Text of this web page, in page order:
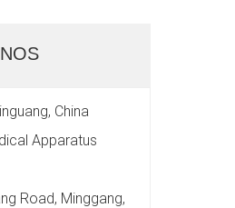
China
Apparatus
Road, Minggang,